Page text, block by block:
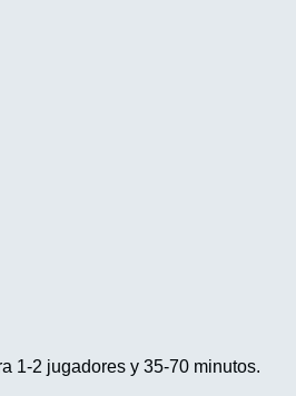
1-2 jugadores y 35-70 minutos.